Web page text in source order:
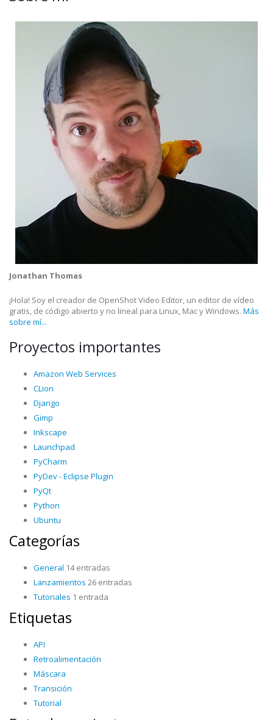
Jonathan Thomas
¡Hola! Soy el creador de OpenShot Video Editor, un editor de vídeo
gratis, de código abierto y no lineal para Linux, Mac y Windows. Más
sobre mí...
Proyectos importantes
Amazon Web Services
CLion
Django
Gimp
Inkscape
Launchpad
PyCharm
PyDev - Eclipse Plugin
PyQt
Python
Ubuntu
Categorías
General 14 entradas
Lanzamientos 26 entradas
Tutoriales 1 entrada
Etiquetas
API
Retroalimentación
Máscara
Transición
Tutorial